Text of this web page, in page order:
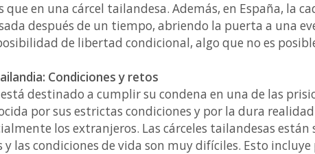
que en una cárcel tailandesa. Además, en España, la
después de un tiempo, abriendo la puerta a una
de libertad condicional, algo que no es
Condiciones y retos
destinado a cumplir su condena en una de las
por sus estrictas condiciones y por la dura
los extranjeros. Las cárceles tailandesas están
las condiciones de vida son muy difíciles. Esto